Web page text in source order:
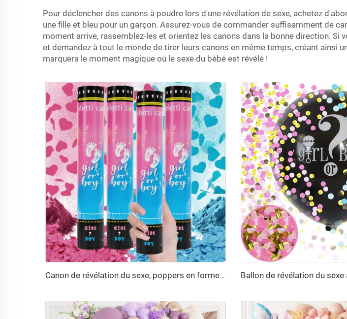
Pour déclencher des canons à poudre lors d'une révélation de sexe, achetez
une fille et bleu pour un garçon. Assurez-vous de commander suffisamment de
moment arrive, rassemblez-les et orientez les canons dans la bonne direction.
et demandez à tout le monde de tirer leurs canons en même temps, créant ainsi
marquera le moment magique où le sexe du bébé est révélé !
Canon de révélation du sexe, poppers en forme de cœur avec confettis, roses et bleus, poudre pour canon, tireur, lanceur pour fête de naissance, baptême